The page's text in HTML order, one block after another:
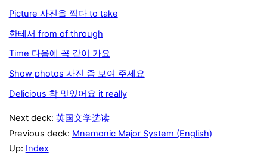
Picture 사진을 찍다 to take
한테서 from of through
Time 다음에 꼭 같이 가요
Show photos 사진 좀 보여 주세요
Delicious 참 맛있어요 it really
Next deck: 英国文学选读
Previous deck: Mnemonic Major System (English)
Up: Index